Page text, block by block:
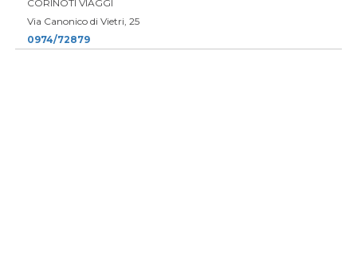
CORINOTI VIAGGI
Via Canonico di Vietri, 25
0974/72879